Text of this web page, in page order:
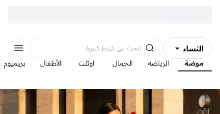
النساء
الرجال
الأطفال
ابحث عن شنط كبيرة
موضة الرياضة الجمال اوتلت الأطفال بريميوم